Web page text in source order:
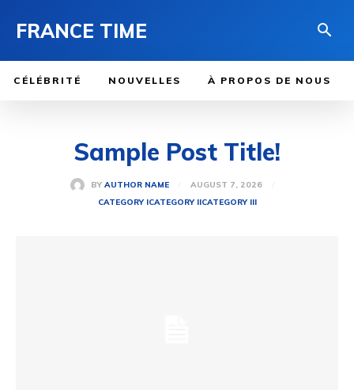
FRANCE TIME
CÉLÉBRITÉ NOUVELLES À PROPOS DE NOUS
Sample Post Title!
BY AUTHOR NAME
AUGUST 7, 2026
CATEGORY ICATEGORY IICATEGORY III